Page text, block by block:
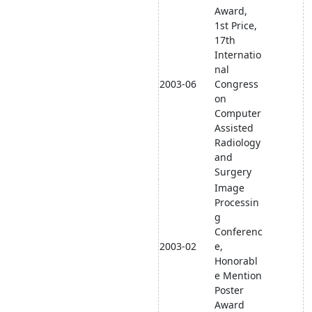
2003-06
Award,
1st Price,
17th
Internatio
nal
Congress
on
Computer
Assisted
Radiology
and
Surgery
2003-02
Image
Processin
g
Conferenc
e,
Honorabl
e Mention
Poster
Award